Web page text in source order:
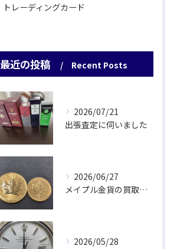
トレーディングカード
最近の投稿 Recent Posts
2026/07/21
出張査定に伺いました
2026/06/27
メイプル金貨の買取をさせていただきました
2026/05/28